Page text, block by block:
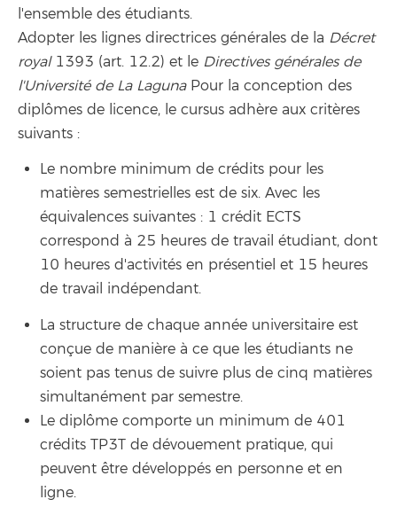
l'ensemble des étudiants.
Adopter les lignes directrices générales de la Décret
royal1393 (art. 12.2) et le Directives générales de
l'Université de La LagunaPour la conception des
diplômes de licence, le cursus adhère aux critères
suivants :
Le nombre minimum de crédits pour les
matières semestrielles est de six. Avec les
équivalences suivantes : 1 crédit ECTS
correspond à 25 heures de travail étudiant, dont
10 heures d'activités en présentiel et 15 heures
de travail indépendant.
La structure de chaque année universitaire est
conçue de manière à ce que les étudiants ne
soient pas tenus de suivre plus de cinq matières
simultanément par semestre.
Le diplôme comporte un minimum de 401
crédits TP3T de dévouement pratique, qui
peuvent être développés en personne et en
ligne.